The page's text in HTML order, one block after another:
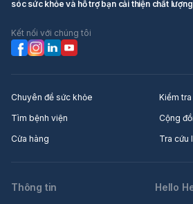
sóc sức khỏe và hỗ trợ bạn cải thiện chất
Kết nối với chúng tôi
Chuyên đề sức khỏe
Kiểm
Tìm bệnh viện
Cộng
Cửa hàng
Tra cứu
Thông tin Hello